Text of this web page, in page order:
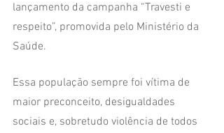
lançamento da campanha “Travesti e
respeito”, promovida pelo Ministério da
Saúde.
Essa população sempre foi vítima de
maior preconceito, desigualdades
sociais e, sobretudo violência de todos